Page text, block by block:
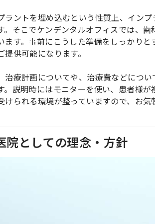
ラントを埋め込むという性質上、イン
。そこでケンデンタルオフィスでは、
ます。事前にこうした準備をしっかり
提供可能になります。
治療計画についてや、治療費などにつ
。説明時にはモニターを使い、患者様
けられる環境が整っていますので、お気
院としての理念・方針